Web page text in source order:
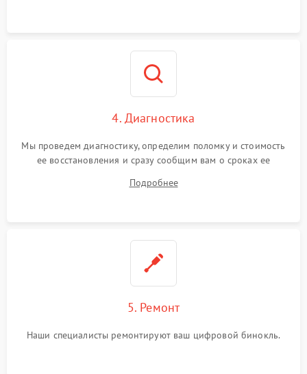
4. Диагностика
Мы проведем диагностику, определим поломку и стоимость
ее восстановления и сразу сообщим вам о сроках ее
Подробнее
5. Ремонт
Наши специалисты ремонтируют ваш цифровой бинокль.